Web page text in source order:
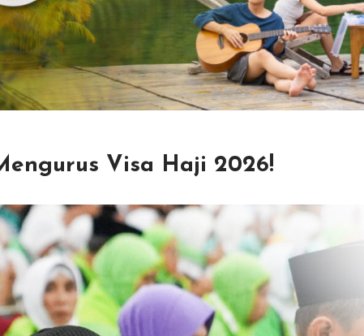
Visa Haji 2026!